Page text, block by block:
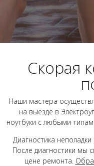
Скорая
Наши мастера
на выезде в
ноутбуки с любыми
Диагностика
После диагностики мы
цене ремонта.